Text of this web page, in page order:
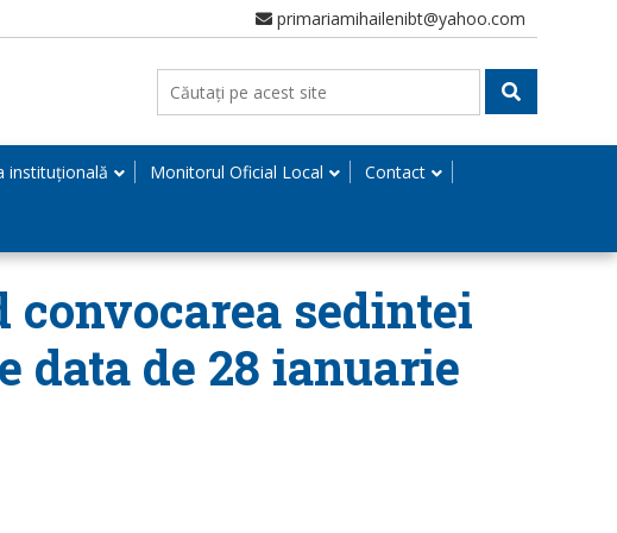
primariamihailenibt@yahoo.com
instituțională Monitorul Oficial Local Contact
convocarea sedintei
de 28 ianuarie